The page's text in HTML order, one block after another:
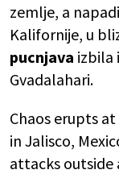
zemlje, a
Kalifornije, u
pucnjava izbila
Gvadalahari.
Chaos erupts
in Jalisco,
attacks